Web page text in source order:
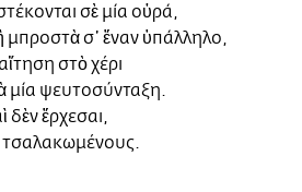
σὲ μία οὐρά,
μπροστὰ σ᾿ ἕναν ὑπάλληλο,
στὸ χέρι
μία ψευτοσύνταξη.
δὲν ἔρχεσαι,
τσαλακωμένους.